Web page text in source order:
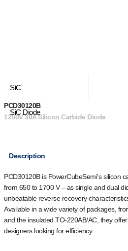
SiC
SiC Diode
PCD30120B
1200V 30A Silicon Carbide Diode
Description
PCD30120B is PowerCubeSemi’s silicon
from 650 to 1700 V – as single and dual
unbeatable reverse recovery
Available in a wide variety of packages,
and the insulated TO-220AB/AC, they
designers looking for efficiency.